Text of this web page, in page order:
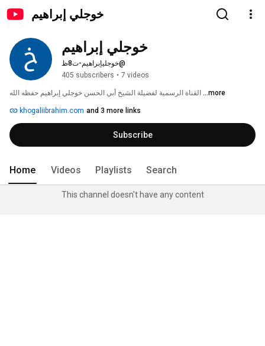
خوجلي إبراهيم
خوجلي إبراهيم
@خوجليإبراهيم-ت8ظ
405 subscribers • 7 videos
...more
khogaliibrahim.com and 3 more links
Subscribe
Home Videos Playlists Search
This channel doesn't have any content